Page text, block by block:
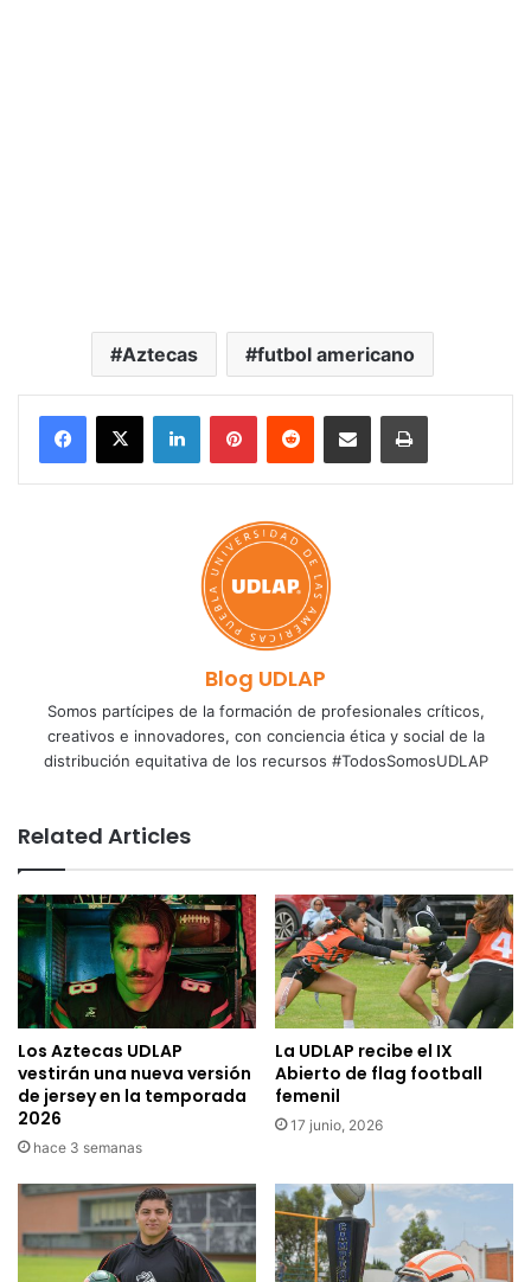
Aztecas futbol americano
LinkedInPinterestReddit Share via Email Print
Blog UDLAP
Somos partícipes de la formación de profesionales críticos,
creativos e innovadores, con conciencia ética y social de la
distribución equitativa de los recursos #TodosSomosUDLAP
Related Articles
Los Aztecas UDLAP
vestirán una nueva versión
de jersey en la temporada
2026
hace 3 semanas
La UDLAP recibe el IX
Abierto de flag football
femenil
17 junio, 2026